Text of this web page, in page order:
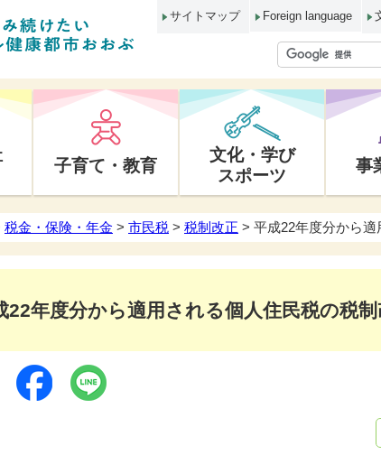
サイトマップ Foreign language
子育て・教育
文化・学び
スポーツ
事
税金・保険・年金 > 市民税 > 税制改正 > 平成22年度分から
22年度分から適用される個人住民税の税